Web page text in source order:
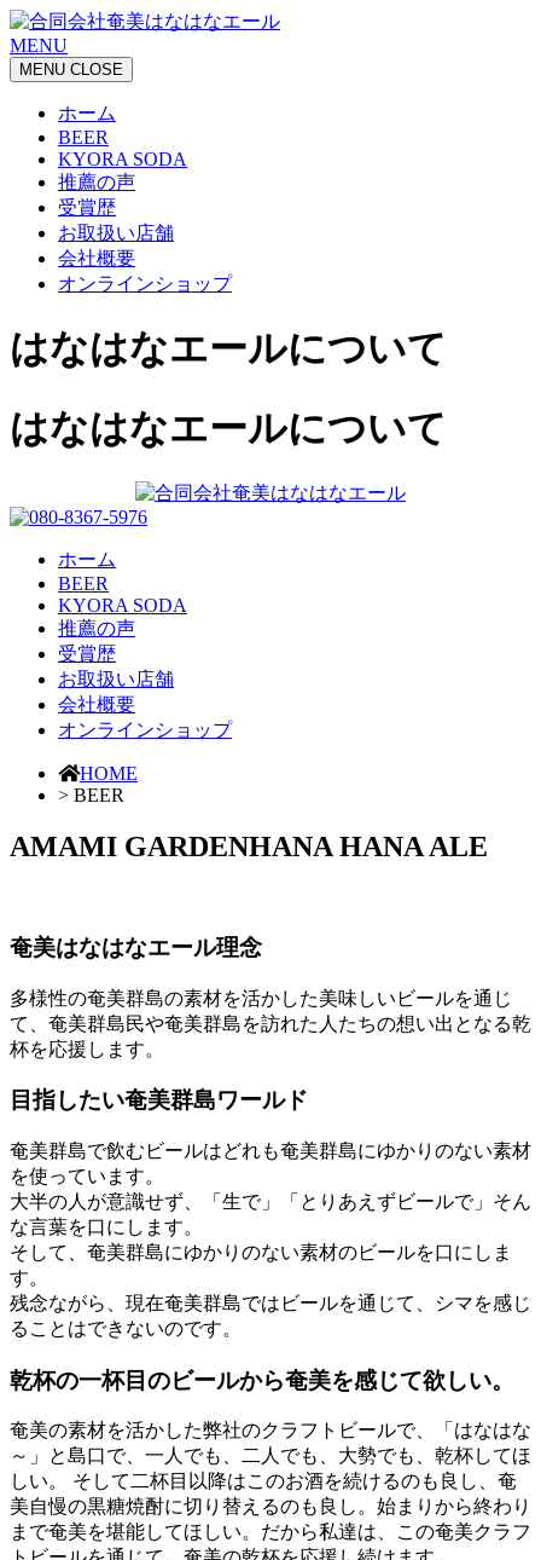
MENU
MENU CLOSE
ホーム
BEER
KYORA SODA
推薦の声
受賞歴
お取扱い店舗
会社概要
オンラインショップ
はなはなエールについて
はなはなエールについて
ホーム
BEER
KYORA SODA
推薦の声
受賞歴
お取扱い店舗
会社概要
オンラインショップ
HOME
> BEER
AMAMI GARDENHANA HANA ALE
奄美はなはなエール理念
多様性の奄美群島の素材を活かした美味しいビールを通じ
て、奄美群島民や奄美群島を訪れた人たちの想い出となる乾
杯を応援します。
目指したい奄美群島ワールド
奄美群島で飲むビールはどれも奄美群島にゆかりのない素材
を使っています。
大半の人が意識せず、「生で」「とりあえずビールで」そん
な言葉を口にします。
そして、奄美群島にゆかりのない素材のビールを口にしま
す。
残念ながら、現在奄美群島ではビールを通じて、シマを感じ
ることはできないのです。
乾杯の一杯目のビールから奄美を感じて欲しい。
奄美の素材を活かした弊社のクラフトビールで、「はなはな
～」と島口で、一人でも、二人でも、大勢でも、乾杯してほ
しい。 そして二杯目以降はこのお酒を続けるのも良し、奄
美自慢の黒糖焼酎に切り替えるのも良し。始まりから終わり
まで奄美を堪能してほしい。だから私達は、この奄美クラフ